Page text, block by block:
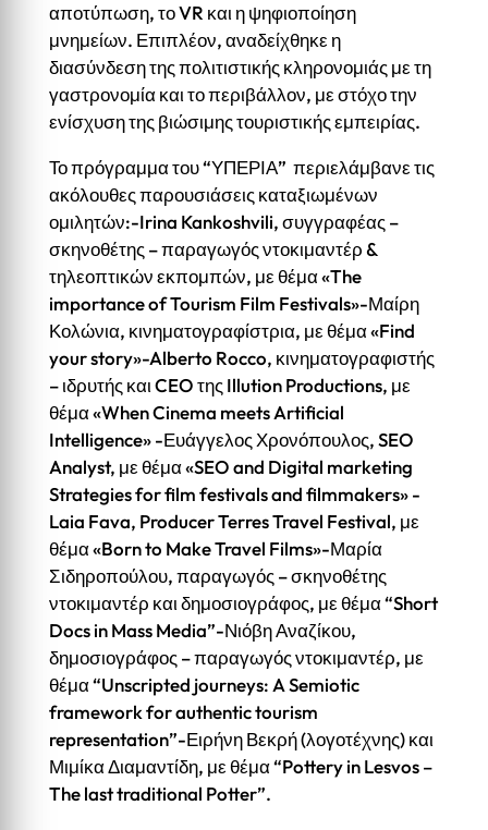
αποτύπωση, το VR και η ψηφιοποίηση
μνημείων. Επιπλέον, αναδείχθηκε η
διασύνδεση της πολιτιστικής κληρονομιάς με τη
γαστρονομία και το περιβάλλον, με στόχο την
ενίσχυση της βιώσιμης τουριστικής εμπειρίας.
Το πρόγραμμα του “ΥΠΕΡΙΑ” περιελάμβανε τις
ακόλουθες παρουσιάσεις καταξιωμένων
ομιλητών:-Irina Kankoshvili, συγγραφέας –
σκηνοθέτης – παραγωγός ντοκιμαντέρ &
τηλεοπτικών εκπομπών, με θέμα «The
importance of Tourism Film Festivals»-Μαίρη
Κολώνια, κινηματογραφίστρια, με θέμα «Find
your story»-Alberto Rocco, κινηματογραφιστής
– ιδρυτής και CEO της Illution Productions, με
θέμα «When Cinema meets Artificial
Intelligence» -Ευάγγελος Χρονόπουλος, SEO
Analyst, με θέμα «SEO and Digital marketing
Strategies for film festivals and filmmakers» -
Laia Fava, Producer Terres Travel Festival, με
θέμα «Born to Make Travel Films»-Μαρία
Σιδηροπούλου, παραγωγός – σκηνοθέτης
ντοκιμαντέρ και δημοσιογράφος, με θέμα “Short
Docs in Mass Media”-Νιόβη Αναζίκου,
δημοσιογράφος – παραγωγός ντοκιμαντέρ, με
θέμα “Unscripted journeys: A Semiotic
framework for authentic tourism
representation”-Ειρήνη Βεκρή (λογοτέχνης) και
Μιμίκα Διαμαντίδη, με θέμα “Pottery in Lesvos –
The last traditional Potter”.